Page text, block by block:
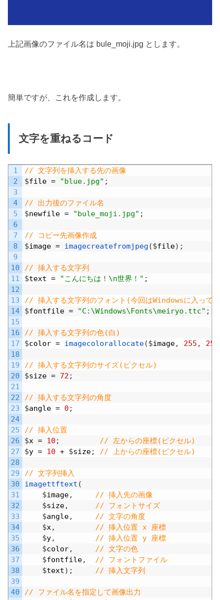
上記画像のファイル名は bule_moji.jpg とします。
簡単ですが、これを作成します。
文字を重ねるコード
Default
1
2
3
4
5
6
7
8
9
10
11
12
13
14
15
16
17
18
19
20
21
22
23
24
25
26
27
28
29
30
31
32
33
34
35
36
37
38
39
40
// 文字列を挿入する先の画像
$file = "blue.jpg" ;
// 出力後のファイル名
$newfile = "bule_moji.jpg" ;
// コピー先画像作成
$image = imagecreatefromjpeg ($file) ;
// 挿入する文字列
$text = "こんにちは！\n世界！" ;
// 挿入する文字列のフォント(今回はWindowsに入って
$fontfile = "C:\Windows\Fonts\meiryo.ttc" ;
// 挿入する文字列の色(白)
$color = imagecolorallocate($image, 255 , 255
// 挿入する文字列のサイズ(ピクセル)
$size = 72 ;
// 挿入する文字列の角度
$angle = 0 ;
// 挿入位置
$x = 10 ;
// 左からの座標(ピクセル)
$y = 10 + $size; // 上からの座標(ピクセル)
// 文字列挿入
imagettftext (
$image,
// 挿入先の画像
$size,
// フォントサイズ
$angle,
// 文字の角度
$x ,
// 挿入位置 x 座標
$y,
// 挿入位置 y 座標
$color,
// 文字の色
$fontfile,
// フォントファイル
$text) ; // 挿入文字列
// ファイル名を指定して画像出力